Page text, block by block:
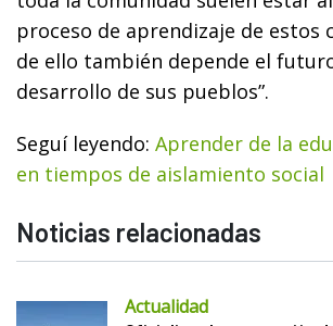
proceso de aprendizaje de estos
de ello también depende el
desarrollo de sus pueblos”.
Seguí leyendo: Aprender de la
en tiempos de aislamiento social
Noticias relacionadas
Actualidad